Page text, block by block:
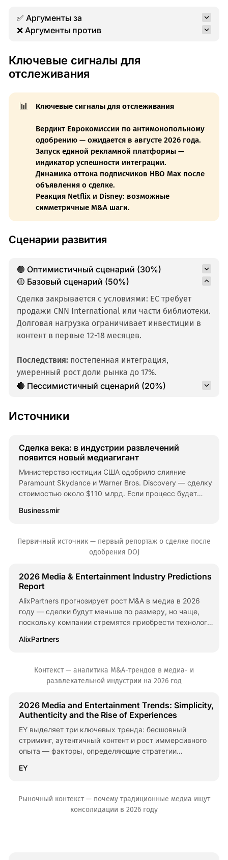
✅ Аргументы за
❌ Аргументы против
Ключевые сигналы для
отслеживания
📊 Ключевые сигналы для отслеживания
Вердикт Еврокомиссии по антимонопольному
одобрению — ожидается в августе 2026 года.
Запуск единой рекламной платформы —
индикатор успешности интеграции.
Динамика оттока подписчиков HBO Max после
объявления о сделке.
Реакция Netflix и Disney: возможные
симметричные M&A шаги.
Сценарии развития
🟢 Оптимистичный сценарий (30%)
🟡 Базовый сценарий (50%)
Сделка закрывается с условиями: ЕС требует
продажи CNN International или части библиотеки.
Долговая нагрузка ограничивает инвестиции в
контент в первые 12-18 месяцев.
Последствия:постепенная интеграция,
умеренный рост доли рынка до 17%.
🔴 Пессимистичный сценарий (20%)
Источники
Сделка века: в индустрии развлечений
появится новый медиагигант
Министерство юстиции США одобрило слияние
Paramount Skydance и Warner Bros. Discovery — сделку
стоимостью около $110 млрд. Если процесс будет
крупнейших в истории.
Businessmir
Первичный источник — первый репортаж о сделке после
одобрения DOJ
2026 Media & Entertainment Industry Predictions
Report
AlixPartners прогнозирует рост M&A в медиа в 2026
году — сделки будут меньше по размеру, но чаще,
поскольку компании стремятся приобрести технологии
AlixPartners
Контекст — аналитика M&A-трендов в медиа- и
развлекательной индустрии на 2026 год
2026 Media and Entertainment Trends: Simplicity,
Authenticity and the Rise of Experiences
EY выделяет три ключевых тренда: бесшовный
стриминг, аутентичный контент и рост иммерсивного
опыта — факторы, определяющие стратегии
EY
Рыночный контекст — почему традиционные медиа ищут
консолидации в 2026 году